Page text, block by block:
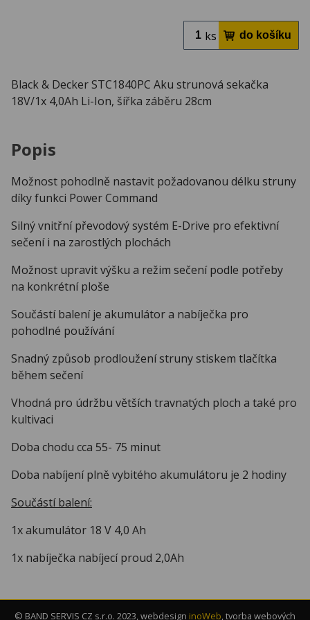
ks
Black & Decker STC1840PC Aku strunová sekačka
18V/1x 4,0Ah Li-Ion, šířka záběru 28cm
Popis
Možnost pohodlně nastavit požadovanou délku struny
díky funkci Power Command
Silný vnitřní převodový systém E-Drive pro efektivní
sečení i na zarostlých plochách
Možnost upravit výšku a režim sečení podle potřeby
na konkrétní ploše
Součástí balení je akumulátor a nabíječka pro
pohodlné používání
Snadný způsob prodloužení struny stiskem tlačítka
během sečení
Vhodná pro údržbu větších travnatých ploch a také pro
kultivaci
Doba chodu cca 55- 75 minut
Doba nabíjení plně vybitého akumulátoru je 2 hodiny
Součástí balení:
1x akumulátor 18 V 4,0 Ah
1x nabíječka nabíjecí proud 2,0Ah
© BAND SERVIS CZ s.r.o. 2023, webdesign inoWeb, tvorba webových